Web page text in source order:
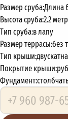
Размер сруба:Длина
Высота сруба:2.2
Тип сруба:в лапу
Размер террасы:без
Тип крыши:
Покрытие крыши:
Фундамент: